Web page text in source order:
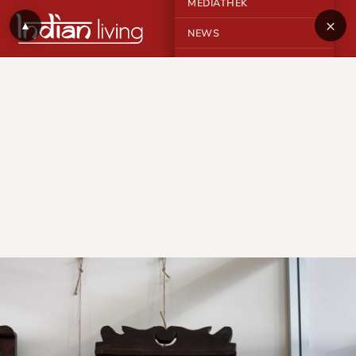
MEDIATHEK
NEWS ×
▲